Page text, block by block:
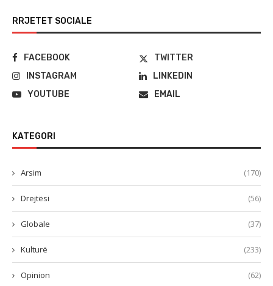
RRJETET SOCIALE
FACEBOOK
TWITTER
INSTAGRAM
LINKEDIN
YOUTUBE
EMAIL
KATEGORI
Arsim (170)
Drejtësi (56)
Globale (37)
Kulturë (233)
Opinion (62)